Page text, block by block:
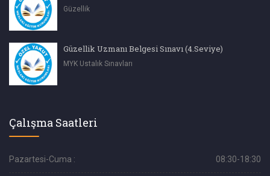
Güzellik
Güzellik Uzmanı Belgesi Sınavı (4.Seviye)
MYK Ustalık Sınavları
Çalışma Saatleri
Pazartesi-Cuma : 08:30-18:30